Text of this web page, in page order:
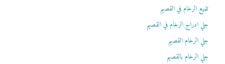
تلميع الرخام في القصيم
جلي ادراج الرخام في القصيم
جلي الرخام القصيم
جلي الرخام بالقصيم